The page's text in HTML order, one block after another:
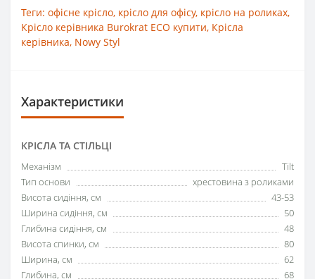
Теги: офісне крісло, крісло для офісу, крісло на роликах,
Крісло керівника Burokrat ECO купити, Крісла
керівника, Nowy Styl
Характеристики
КРІСЛА ТА СТІЛЬЦІ
Механізм
Tilt
Тип основи
хрестовина з роликами
Висота сидіння, см
43-53
Ширина сидіння, см
50
Глибина сидіння, см
48
Висота спинки, см
80
Ширина, см
62
Глибина, см
68